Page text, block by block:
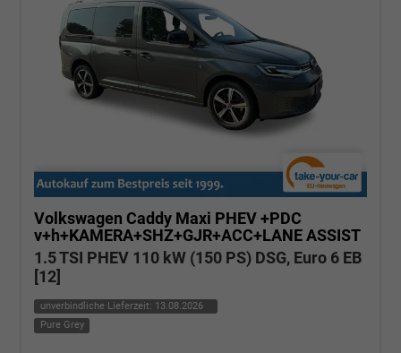
Volkswagen Caddy Maxi PHEV +PDC
v+h+KAMERA+SHZ+GJR+ACC+LANE ASSIST
1.5 TSI PHEV 110 kW (150 PS) DSG, Euro 6 EB
[12]
unverbindliche Lieferzeit: 13.08.2026
Pure Grey